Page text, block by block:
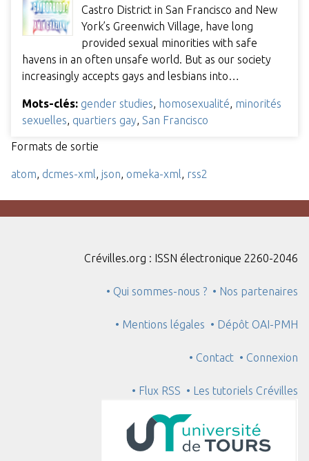
Castro District in San Francisco and New
York’s Greenwich Village, have long
provided sexual minorities with safe
havens in an often unsafe world. But as our society
increasingly accepts gays and lesbians into…
Mots-clés: gender studies homosexualité minorités
sexuelles quartiers gay San Francisco
Formats de sortie
atom dcmes-xml json omeka-xml rss2
Crévilles.org : ISSN électronique 2260-2046
• Qui sommes-nous ? • Nos partenaires
• Mentions légales • Dépôt OAI-PMH
• Contact • Connexion
• Flux RSS • Les tutoriels Crévilles